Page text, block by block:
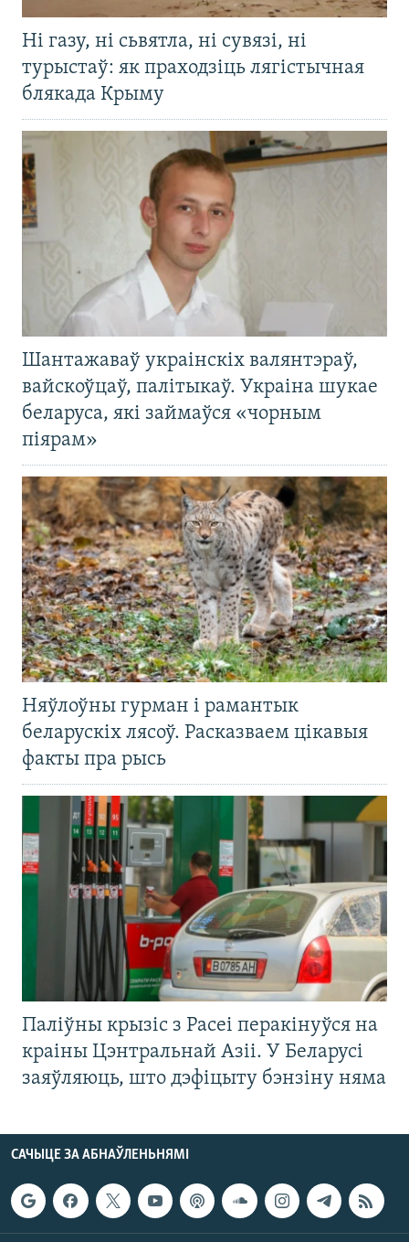
Ні газу, ні сьвятла, ні сувязі, ні
турыстаў: як праходзіць лягістычная
блякада Крыму
Шантажаваў украінскіх валянтэраў,
вайскоўцаў, палітыкаў. Украіна шукае
беларуса, які займаўся «чорным
піярам»
Няўлоўны гурман і рамантык
беларускіх лясоў. Расказваем цікавыя
факты пра рысь
Паліўны крызіс з Расеі перакінуўся на
краіны Цэнтральнай Азіі. У Беларусі
заяўляюць, што дэфіцыту бэнзіну няма
САЧЫЦЕ ЗА АБНАЎЛЕНЬНЯМІ